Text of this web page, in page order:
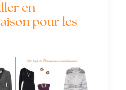
en
pour les